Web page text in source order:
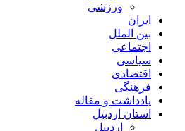
ورزشی
ایران
بین الملل
اجتماعی
سیاسی
اقتصادی
فرهنگی
یادداشت و مقاله
استان اردبیل
اردبیل